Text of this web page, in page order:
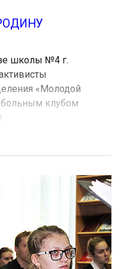
школы №4 г.
«Молодой
клубом